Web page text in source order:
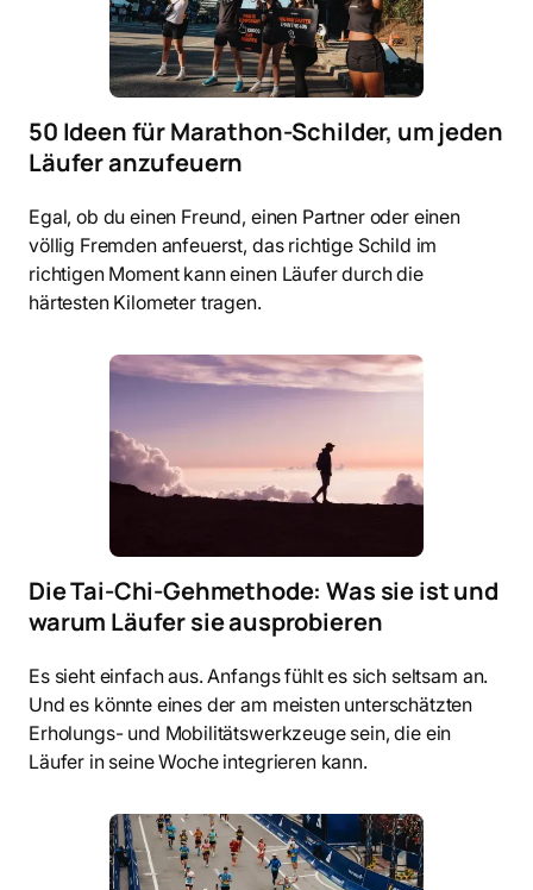
50 Ideen für Marathon-Schilder, um jeden
Läufer anzufeuern
Egal, ob du einen Freund, einen Partner oder einen
völlig Fremden anfeuerst, das richtige Schild im
richtigen Moment kann einen Läufer durch die
härtesten Kilometer tragen.
Die Tai-Chi-Gehmethode: Was sie ist und
warum Läufer sie ausprobieren
Es sieht einfach aus. Anfangs fühlt es sich seltsam an.
Und es könnte eines der am meisten unterschätzten
Erholungs- und Mobilitätswerkzeuge sein, die ein
Läufer in seine Woche integrieren kann.